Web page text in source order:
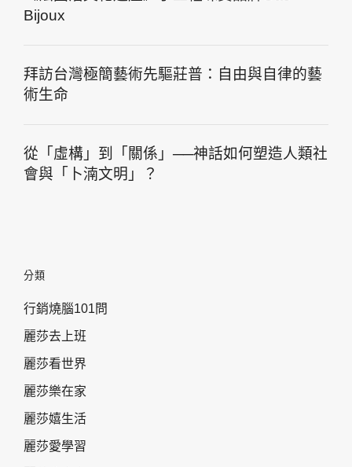
Bijoux
拜訪台灣極簡藝術先驅莊普：自由與自律的藝
術生命
從「虛構」到「關係」──神話如何塑造人類社
會與「卜湳文明」？
分類
行銷燒腦101問
麗莎去上班
麗莎看世界
麗莎樂在家
麗莎嬉生活
麗莎愛學習